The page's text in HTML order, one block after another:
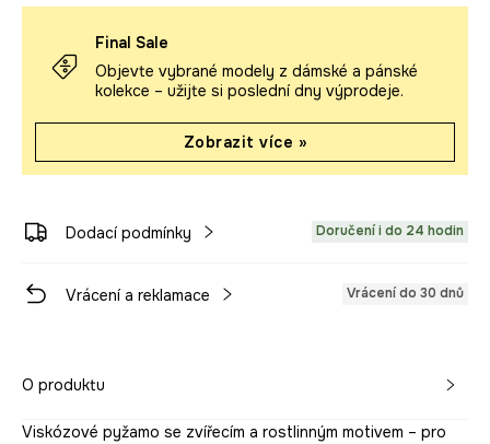
Final Sale
Objevte vybrané modely z dámské a pánské
kolekce – užijte si poslední dny výprodeje.
Zobrazit více »
Dodací podmínky Doručení i do 24 hodin
Vrácení a reklamace Vrácení do 30 dnů
O produktu
Viskózové pyžamo se zvířecím a rostlinným motivem – pro